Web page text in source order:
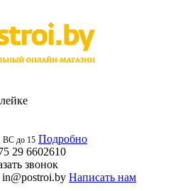
ВС до 15 Подробно
29 6602610
звонок
in@postroi.by Написать нам